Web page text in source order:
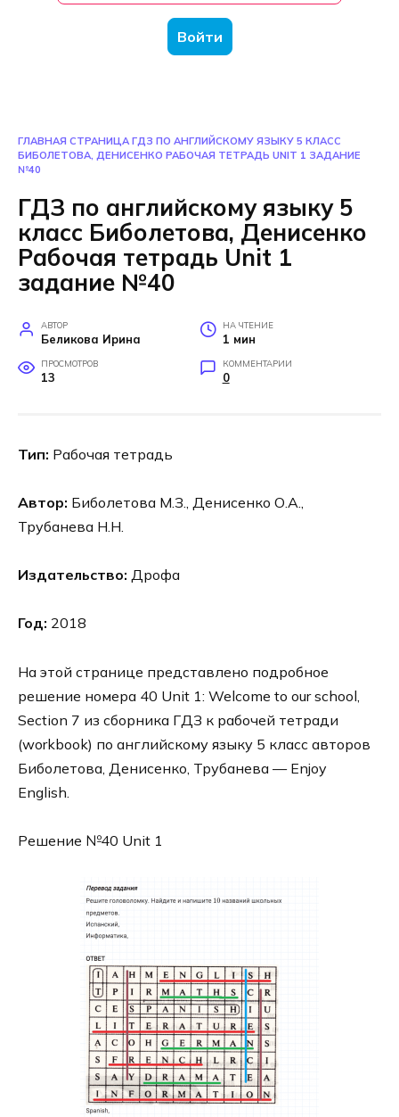
Войти
ГЛАВНАЯ СТРАНИЦА ГДЗ ПО АНГЛИЙСКОМУ ЯЗЫКУ 5 КЛАСС
БИБОЛЕТОВА, ДЕНИСЕНКО РАБОЧАЯ ТЕТРАДЬ UNIT 1 ЗАДАНИЕ
№40
ГДЗ по английскому языку 5
класс Биболетова, Денисенко
Рабочая тетрадь Unit 1
задание №40
АВТОР
Беликова Ирина
НА ЧТЕНИЕ
1 мин
ПРОСМОТРОВ
13
КОММЕНТАРИИ
0
Тип: Рабочая тетрадь
Автор: Биболетова М.З., Денисенко О.А.,
Трубанева Н.Н.
Издательство: Дрофа
Год: 2018
На этой странице представлено подробное
решение номера 40 Unit 1: Welcome to our school,
Section 7 из сборника ГДЗ к рабочей тетради
(workbook) по английскому языку 5 класс авторов
Биболетова, Денисенко, Трубанева — Enjoy
English.
Решение №40 Unit 1